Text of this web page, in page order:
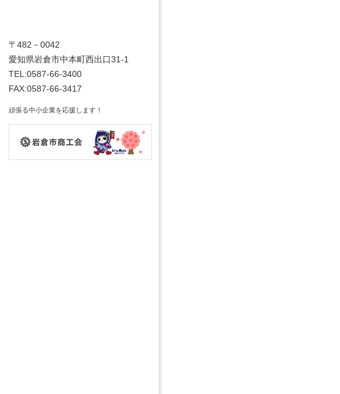
〒482－0042
愛知県岩倉市中本町西出口31-1
TEL:0587-66-3400
FAX:0587-66-3417
頑張る中小企業を応援します！